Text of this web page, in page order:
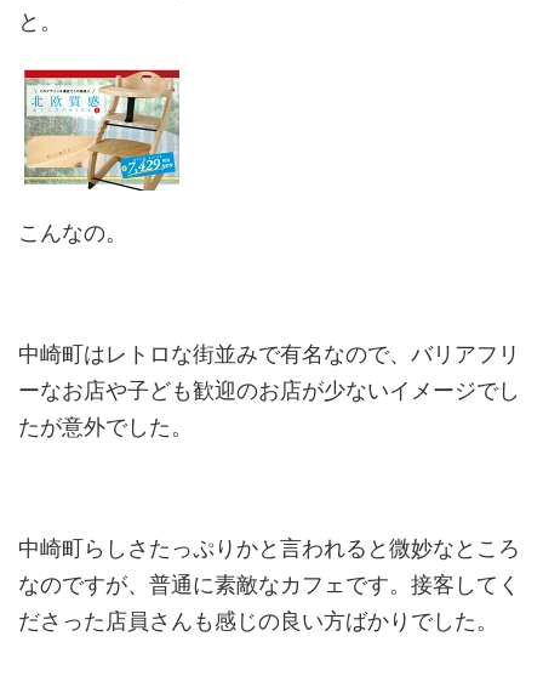
と。
こんなの。
中崎町はレトロな街並みで有名なので、バリアフリ
ーなお店や子ども歓迎のお店が少ないイメージでし
たが意外でした。
中崎町らしさたっぷりかと言われると微妙なところ
なのですが、普通に素敵なカフェです。接客してく
ださった店員さんも感じの良い方ばかりでした。